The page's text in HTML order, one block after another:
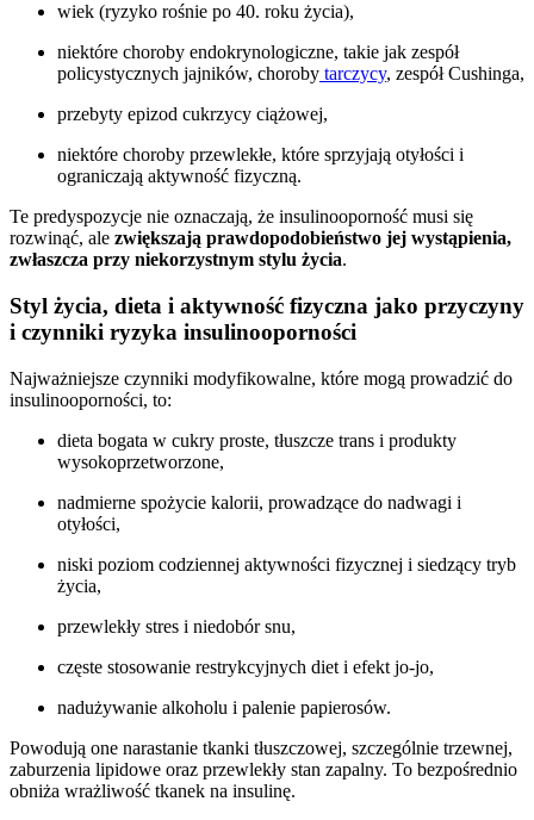
wiek (ryzyko rośnie po 40. roku życia),
niektóre choroby endokrynologiczne, takie jak zespół
policystycznych jajników, choroby tarczycy, zespół Cushinga,
przebyty epizod cukrzycy ciążowej,
niektóre choroby przewlekłe, które sprzyjają otyłości i
ograniczają aktywność fizyczną.
Te predyspozycje nie oznaczają, że insulinooporność musi się
rozwinąć, ale zwiększają prawdopodobieństwo jej wystąpienia,
zwłaszcza przy niekorzystnym stylu życia.
Styl życia, dieta i aktywność fizyczna jako przyczyny
i czynniki ryzyka insulinooporności
Najważniejsze czynniki modyfikowalne, które mogą prowadzić do
insulinooporności, to:
dieta bogata w cukry proste, tłuszcze trans i produkty
wysokoprzetworzone,
nadmierne spożycie kalorii, prowadzące do nadwagi i
otyłości,
niski poziom codziennej aktywności fizycznej i siedzący tryb
życia,
przewlekły stres i niedobór snu,
częste stosowanie restrykcyjnych diet i efekt jo-jo,
nadużywanie alkoholu i palenie papierosów.
Powodują one narastanie tkanki tłuszczowej, szczególnie trzewnej,
zaburzenia lipidowe oraz przewlekły stan zapalny. To bezpośrednio
obniża wrażliwość tkanek na insulinę.